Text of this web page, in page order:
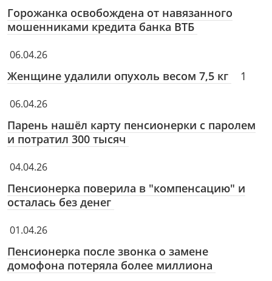
Горожанка освобождена от навязанного
мошенниками кредита банка ВТБ
06.04.26
Женщине удалили опухоль весом 7,5 кг 1
06.04.26
Парень нашёл карту пенсионерки с паролем
и потратил 300 тысяч
04.04.26
Пенсионерка поверила в "компенсацию" и
осталась без денег
01.04.26
Пенсионерка после звонка о замене
домофона потеряла более миллиона